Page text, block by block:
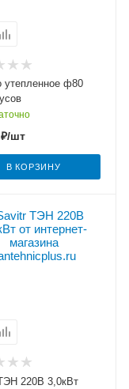
утепленное ф80
/шт
В КОРЗИНУ
220В 3,0кВт